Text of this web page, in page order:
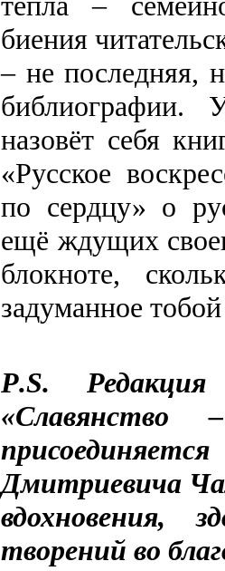
биения
– не последняя,
библиографии.
назовёт себя
«Русское
по сердцу» о
ещё ждущих
блокноте,
задуманное
P.S.
«Славянство
Дмитриевича
вдохновения,
творений во